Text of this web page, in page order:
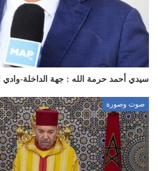
سيدي أحمد حرمة الله : جهة الداخلة-
صوت وصورة